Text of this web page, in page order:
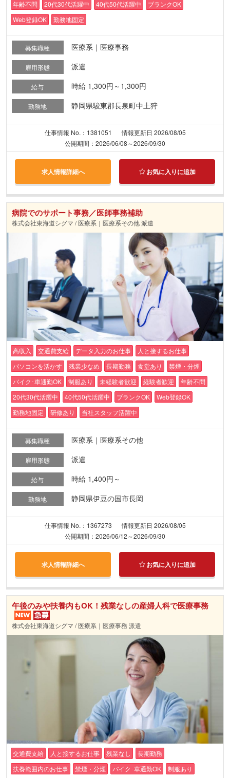
年齢不問
20代30代活躍中 40代50代活躍中
ブランクOK
Web登録OK
勤務地固定
募集職種 医療系｜医療事務
雇用形態 派遣
給与 時給 1,300円～1,300円
勤務地 静岡県駿東郡長泉町中土狩
仕事情報 No.：1381051
情報更新日 2026/08/05
公開期間：2026/06/08～2026/09/30
求人情報詳細へ お気に入りに追加
病院でのサポート事務／医師事務補助
株式会社東海道シグマ / 医療系｜医療系その他 派遣
高収入 交通費支給 データ入力のお仕事
人と接するお仕事
パソコンを活かす
残業少なめ 長期勤務 食堂あり
禁煙・分煙
バイク･車通勤OK
制服あり 未経験者歓迎 経験者歓迎
年齢不問
20代30代活躍中
40代50代活躍中 ブランクOK
Web登録OK
勤務地固定
研修あり 当社スタッフ活躍中
募集職種 医療系｜医療系その他
雇用形態 派遣
給与 時給 1,400円～
勤務地 静岡県伊豆の国市長岡
仕事情報 No.：1367273
情報更新日 2026/08/05
公開期間：2026/06/12～2026/09/30
求人情報詳細へ お気に入りに追加
午後のみや扶養内もOK！残業なしの産婦人科で医療事務
株式会社東海道シグマ / 医療系｜医療事務 派遣
交通費支給 人と接するお仕事 残業なし
長期勤務
扶養範囲内のお仕事
禁煙・分煙 バイク･車通勤OK 制服あり